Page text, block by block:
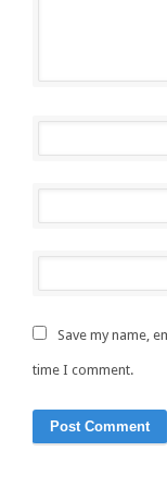
Save my name,
time I comment.